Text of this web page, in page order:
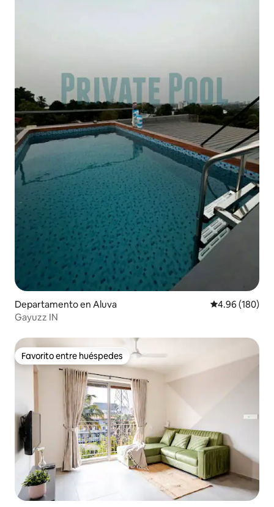
Departamento en Aluva Calificación
4.96 (180)
Gayuzz IN
Favorito entre huéspedes
Favorito entre huéspedes